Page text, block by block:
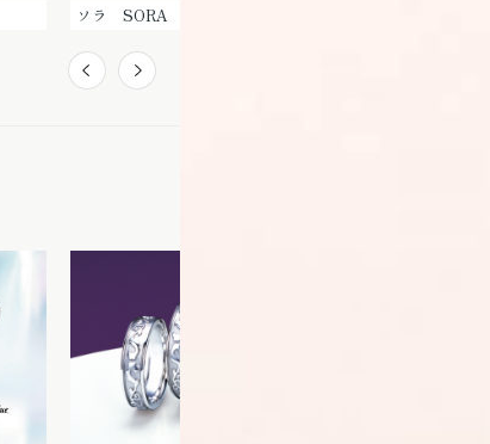
ソラ SORA